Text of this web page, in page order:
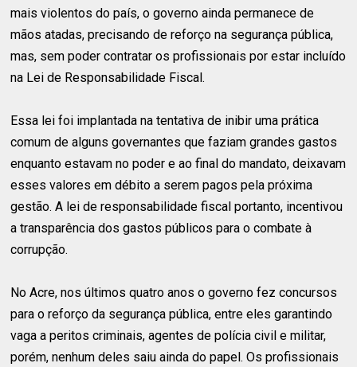
mais violentos do país, o governo ainda permanece de
mãos atadas, precisando de reforço na segurança pública,
mas, sem poder contratar os profissionais por estar incluído
na Lei de Responsabilidade Fiscal.
Essa lei foi implantada na tentativa de inibir uma prática
comum de alguns governantes que faziam grandes gastos
enquanto estavam no poder e ao final do mandato, deixavam
esses valores em débito a serem pagos pela próxima
gestão. A lei de responsabilidade fiscal portanto, incentivou
a transparência dos gastos públicos para o combate à
corrupção.
No Acre, nos últimos quatro anos o governo fez concursos
para o reforço da segurança pública, entre eles garantindo
vaga a peritos criminais, agentes de polícia civil e militar,
porém, nenhum deles saiu ainda do papel. Os profissionais